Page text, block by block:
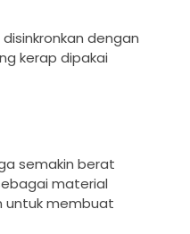
dengan
kerap dipakai
semakin berat
material
untuk membuat